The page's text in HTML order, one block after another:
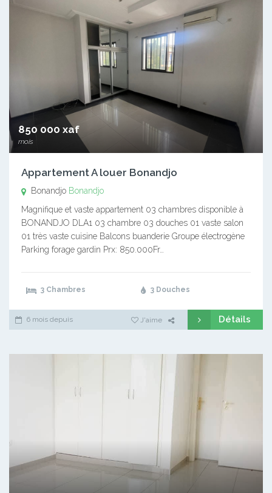
850 000 xaf
mois
Appartement A louer Bonandjo
Bonandjo Bonandjo
Magnifique et vaste appartement 03 chambres disponible à
BONANDJO DLA1 03 chambre 03 douches 01 vaste salon
01 très vaste cuisine Balcons buanderie Groupe électrogène
Parking forage gardin Prx: 850.000Fr…
3 Chambres 3 Douches
6 mois depuis J'aime Détails